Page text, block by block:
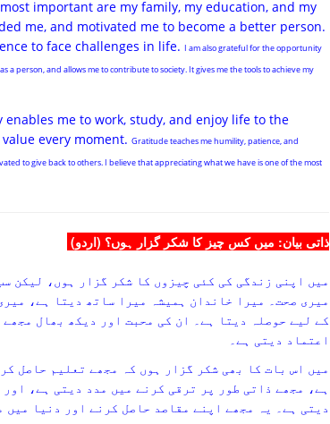
important are my family, my education, and my
me, and motivated me to become a better person.
to face challenges in life. I am also grateful for the opportunity
person, and allows me to contribute to society. It gives me the tools to achieve my
me to work, study, and enjoy life to the
every moment. Gratitude teaches me humility, patience, and
to give back to others. I believe that appreciating what we have is one of the most
ذاتی بیان: میں کس چیز کا شکر گزار ہوں؟ (اردو)
میں اپنی زندگی کی کئی چیزوں کا شکر گزار ہوں، لیکن
میری صحت۔ میرا خاندان ہمیشہ میرا ساتھ دیتا ہے،
کے لیے حوصلہ دیتا ہے۔ ان کی محبت اور دیکھ بھال
اعتماد دیتی ہے۔
میں اس بات کا بھی شکر گزار ہوں کہ مجھے تعلیم حاصل
ہے، مجھے ذاتی طور پر ترقی کرنے میں مدد دیتی ہے،
دیتی ہے۔ یہ مجھے اپنے مقاصد حاصل کرنے اور دنیا